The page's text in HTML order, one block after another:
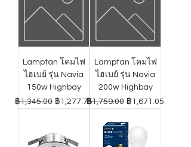
Lamptan โคมไฟ
ไฮเบย์ รุ่น Navia
150w Highbay
ราคาปกติ
฿1,345.00 ราคาขายลด
฿1,277.75
Lamptan โคมไฟ
ไฮเบย์ รุ่น Navia
200w Highbay
ราคาปกติ
฿1,759.00 ราคาขายลด
฿1,671.05